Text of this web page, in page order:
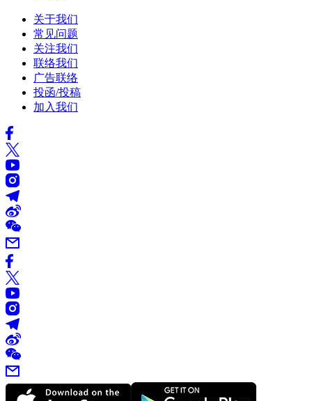
关于我们
常见问题
关注我们
联络我们
广告联络
投函/投稿
加入我们